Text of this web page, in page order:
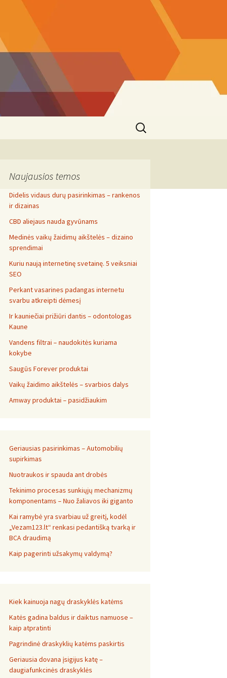
Search
for:
Naujausios temos
Didelis vidaus durų pasirinkimas – rankenos
ir dizainas
CBD aliejaus nauda gyvūnams
Medinės vaikų žaidimų aikštelės – dizaino
sprendimai
Kuriu naują internetinę svetainę. 5 veiksniai
SEO
Perkant vasarines padangas internetu
svarbu atkreipti dėmesį
Ir kauniečiai prižiūri dantis – odontologas
Kaune
Vandens filtrai – naudokitės kuriama
kokybe
Saugūs Forever produktai
Vaikų žaidimo aikštelės – svarbios dalys
Amway produktai – pasidžiaukim
Geriausias pasirinkimas – Automobilių
supirkimas
Nuotraukos ir spauda ant drobės
Tekinimo procesas sunkiųjų mechanizmų
komponentams – Nuo žaliavos iki giganto
Kai ramybė yra svarbiau už greitį, kodėl
„Vezam123.lt“ renkasi pedantišką tvarką ir
BCA draudimą
Kaip pagerinti užsakymų valdymą?
Kiek kainuoja nagų draskyklės katėms
Katės gadina baldus ir daiktus namuose –
kaip atpratinti
Pagrindinė draskyklių katėms paskirtis
Geriausia dovana įsigijus katę –
daugiafunkcinės draskyklės